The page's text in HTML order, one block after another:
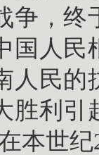
争，终
国人
人民
胜利引
本世